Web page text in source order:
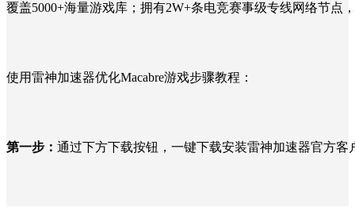
覆盖5000+海量游戏库；拥有2W+条电竞赛事级专线网络节点
使用雷神加速器优化Macabre游戏步骤教程：
第一步： 通过下方下载按钮，一键下载安装雷神加速器官方客